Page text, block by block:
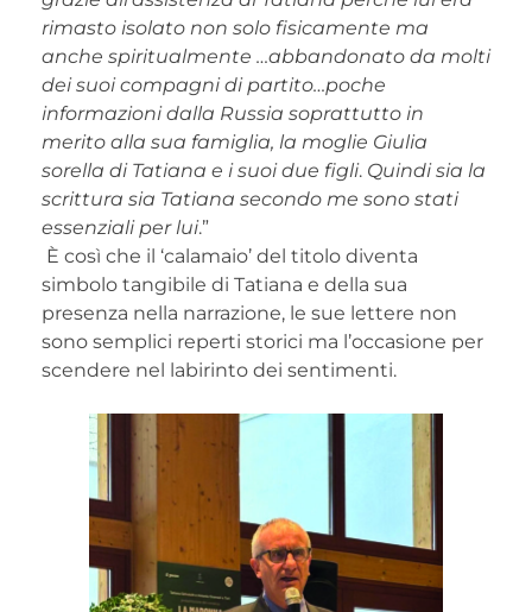
rimasto isolato non solo fisicamente ma
anche spiritualmente …abbandonato da molti
dei suoi compagni di partito…poche
informazioni dalla Russia soprattutto in
merito alla sua famiglia, la moglie Giulia
sorella di Tatiana e i suoi due figli. Quindi sia la
scrittura sia Tatiana secondo me sono stati
essenziali per lui.”
È così che il ‘calamaio’ del titolo diventa
simbolo tangibile di Tatiana e della sua
presenza nella narrazione, le sue lettere non
sono semplici reperti storici ma l’occasione per
scendere nel labirinto dei sentimenti.